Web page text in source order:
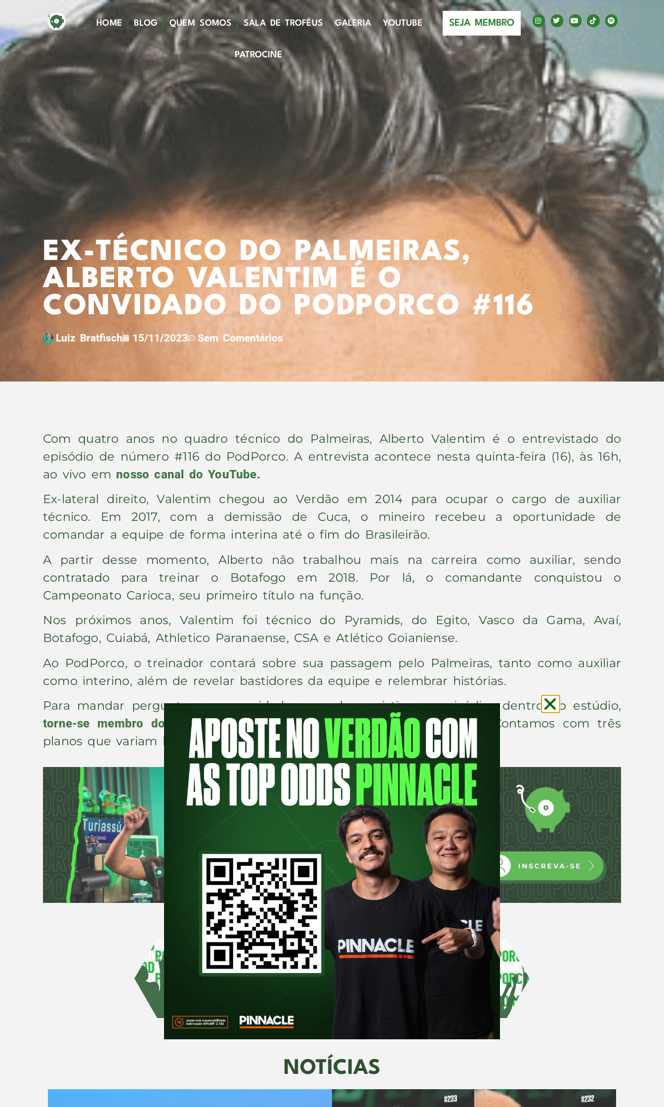
HOME BLOG QUEM SOMOS SALA DE TROFÉUS GALERIA YOUTUBE
PATROCINE
SEJA MEMBRO
EX-TÉCNICO DO PALMEIRAS,
ALBERTO VALENTIM É O
CONVIDADO DO PODPORCO #116
Luiz Bratfisch 15/11/2023 Sem Comentários
Com quatro anos no quadro técnico do Palmeiras, Alberto Valentim é o entrevistado do
episódio de número #116 do PodPorco. A entrevista acontece nesta quinta-feira (16), às 16h,
ao vivo em nosso canal do YouTube.
Ex-lateral direito, Valentim chegou ao Verdão em 2014 para ocupar o cargo de auxiliar
técnico. Em 2017, com a demissão de Cuca, o mineiro recebeu a oportunidade de
comandar a equipe de forma interina até o fim do Brasileirão.
A partir desse momento, Alberto não trabalhou mais na carreira como auxiliar, sendo
contratado para treinar o Botafogo em 2018. Por lá, o comandante conquistou o
Campeonato Carioca, seu primeiro título na função.
Nos próximos anos, Valentim foi técnico do Pyramids, do Egito, Vasco da Gama, Avaí,
Botafogo, Cuiabá, Athletico Paranaense, CSA e Atlético Goianiense.
Ao PodPorco, o treinador contará sobre sua passagem pelo Palmeiras, tanto como auxiliar
como interino, além de revelar bastidores da equipe e relembrar histórias.
Para mandar perguntas aos convidadose poder assistir aos episódios dentro do estúdio,
torne-se membro do PodPorco
e nos ajude a crescer cada vez mais. Contamos com três
planos que variam benefícios e valores. Confira!
NOTÍCIAS